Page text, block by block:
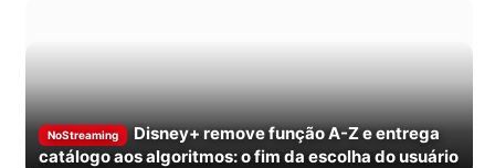
NoStreaming
Disney+ remove função A-Z e entrega
catálogo aos algoritmos: o fim da escolha do usuário